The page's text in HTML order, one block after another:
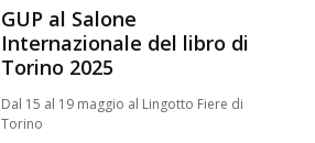
GUP al Salone
Internazionale del libro di
Torino 2025
Dal 15 al 19 maggio al Lingotto Fiere di
Torino